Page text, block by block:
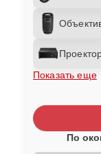
Показать еще
По